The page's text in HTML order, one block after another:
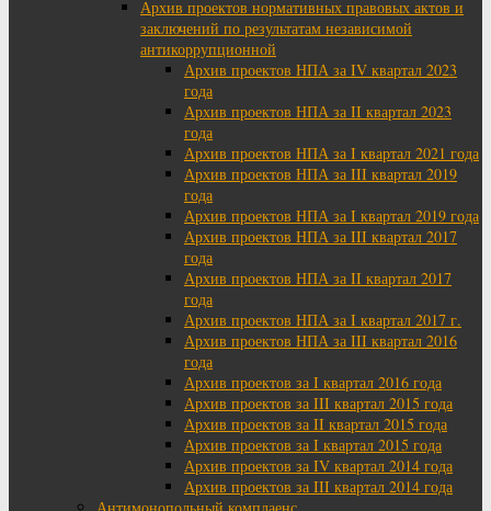
Архив проектов нормативных правовых актов и
заключений по результатам независимой
антикоррупционной
Архив проектов НПА за IV квартал 2023
года
Архив проектов НПА за II квартал 2023
года
Архив проектов НПА за I квартал 2021 года
Архив проектов НПА за III квартал 2019
года
Архив проектов НПА за I квартал 2019 года
Архив проектов НПА за III квартал 2017
года
Архив проектов НПА за II квартал 2017
года
Архив проектов НПА за I квартал 2017 г.
Архив проектов НПА за III квартал 2016
года
Архив проектов за I квартал 2016 года
Архив проектов за III квартал 2015 года
Архив проектов за II квартал 2015 года
Архив проектов за I квартал 2015 года
Архив проектов за IV квартал 2014 года
Архив проектов за III квартал 2014 года